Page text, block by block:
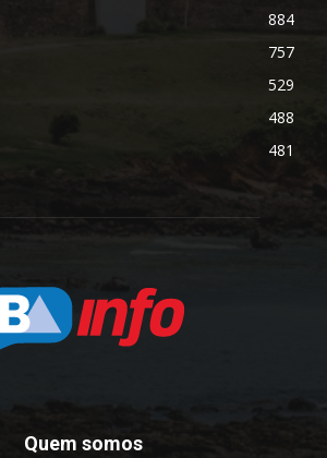
884
757
529
488
481
Quem somos